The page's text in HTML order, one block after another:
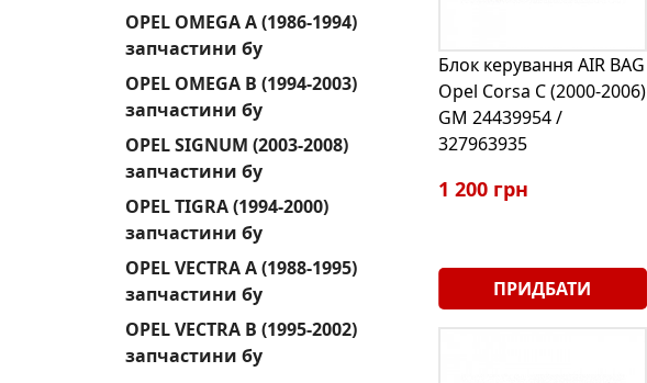
OPEL OMEGA A (1986-1994)
запчастини бу
OPEL OMEGA B (1994-2003)
запчастини бу
OPEL SIGNUM (2003-2008)
запчастини бу
OPEL TIGRA (1994-2000)
запчастини бу
OPEL VECTRA A (1988-1995)
запчастини бу
OPEL VECTRA B (1995-2002)
запчастини бу
Блок керування AIR BAG
Opel Corsa С (2000-2006)
GM 24439954 /
327963935
1 200 грн
ПРИДБАТИ